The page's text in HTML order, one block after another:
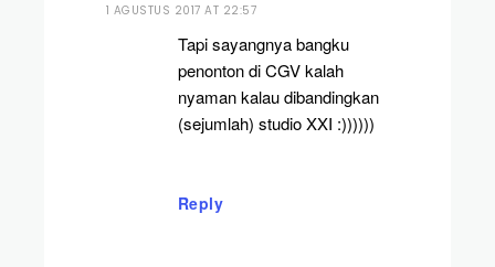
1 AGUSTUS 2017 AT 22:57
Tapi sayangnya bangku
penonton di CGV kalah
nyaman kalau dibandingkan
(sejumlah) studio XXI :))))))
Reply